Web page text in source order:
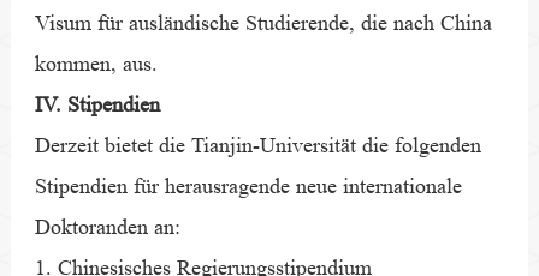
Visum für ausländische Studierende, die nach China
kommen, aus.
IV. Stipendien
Derzeit bietet die Tianjin-Universität die folgenden
Stipendien für herausragende neue internationale
Doktoranden an:
1. Chinesisches Regierungsstipendium